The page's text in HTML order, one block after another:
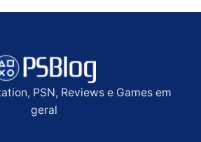
PSN, Reviews e Games em
geral